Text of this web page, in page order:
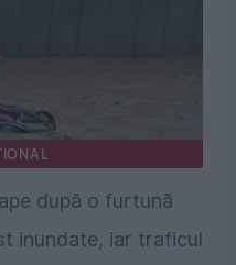
după o furtună
inundate, iar traficul